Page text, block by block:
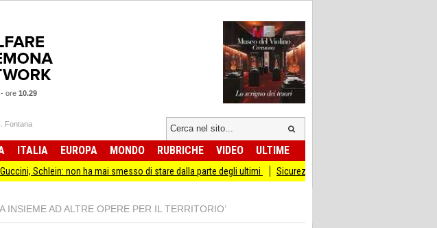
- ore 10.29
Fontana
ITALIA EUROPA MONDO RUBRICHE VIDEO ULTIME
non ha mai smesso di stare dalla parte degli ultimi Sicurezza I Giovani Democratici ribattono ai Giovani
INSIEME AD ALTRE OPERE PER IL TERRITORIO’